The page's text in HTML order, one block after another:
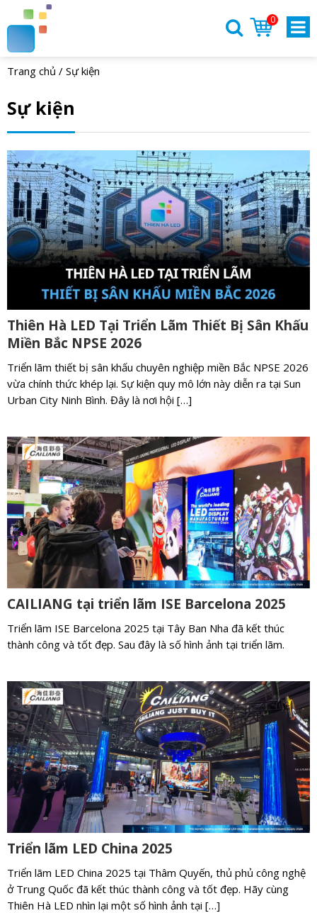
0
Trang chủ / Sự kiện
Sự kiện
Thiên Hà LED Tại Triển Lãm Thiết Bị Sân Khấu
Miền Bắc NPSE 2026
Triển lãm thiết bị sân khấu chuyên nghiệp miền Bắc NPSE 2026
vừa chính thức khép lại. Sự kiện quy mô lớn này diễn ra tại Sun
Urban City Ninh Bình. Đây là nơi hội […]
CAILIANG tại triển lãm ISE Barcelona 2025
Triển lãm ISE Barcelona 2025 tại Tây Ban Nha đã kết thúc
thành công và tốt đẹp. Sau đây là số hình ảnh tại triển lãm.
Triển lãm LED China 2025
Triển lãm LED China 2025 tại Thâm Quyến, thủ phủ công nghệ
ở Trung Quốc đã kết thúc thành công và tốt đẹp. Hãy cùng
Thiên Hà LED nhìn lại một số hình ảnh tại […]